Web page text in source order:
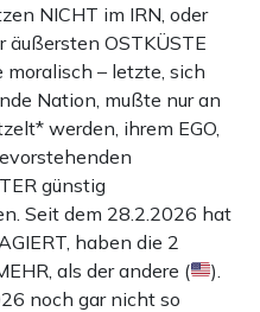
NICHT im IRN, oder
äußersten OSTKÜSTE
moralisch – letzte, sich
Nation, mußte nur an
werden, ihrem EGO,
günstig
Seit dem 28.2.2026 hat
haben die 2
als der andere (
).
noch gar nicht so